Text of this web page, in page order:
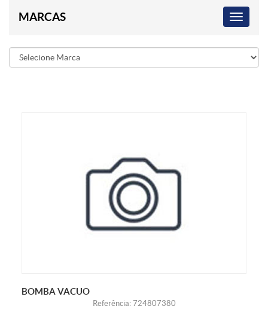
MARCAS
BOMBA VACUO
Referência: 724807380